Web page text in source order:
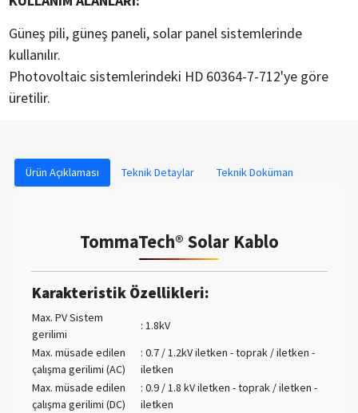
Güneş pili, güneş paneli, solar panel sistemlerinde
kullanılır.
Photovoltaic sistemlerindeki HD 60364-7-712'ye göre
üretilir.
Ürün Açıklaması Teknik Detaylar Teknik Doküman
TommaTech® Solar Kablo
Karakteristik Özellikleri:
Max. PV Sistem
gerilimi
: 1.8kV
Max. müsade edilen
çalışma gerilimi (AC)
: 0.7 / 1.2kV iletken - toprak / iletken -
iletken
Max. müsade edilen
çalışma gerilimi (DC)
: 0.9 / 1.8 kV iletken - toprak / iletken -
iletken